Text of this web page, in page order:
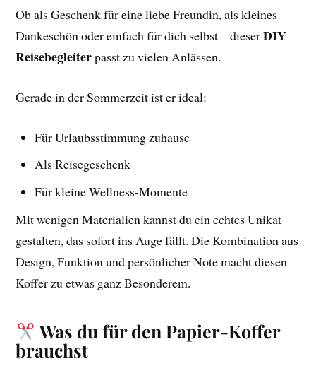
Ob als Geschenk für eine liebe Freundin, als kleines
Dankeschön oder einfach für dich selbst – dieserDIY
Reisebegleiterpasst zu vielen Anlässen.
Gerade in der Sommerzeit ist er ideal:
Für Urlaubsstimmung zuhause
Als Reisegeschenk
Für kleine Wellness-Momente
Mit wenigen Materialien kannst du ein echtes Unikat
gestalten, das sofort ins Auge fällt. Die Kombination aus
Design, Funktion und persönlicher Note macht diesen
Koffer zu etwas ganz Besonderem.
Was du für den Papier-Koffer
brauchst